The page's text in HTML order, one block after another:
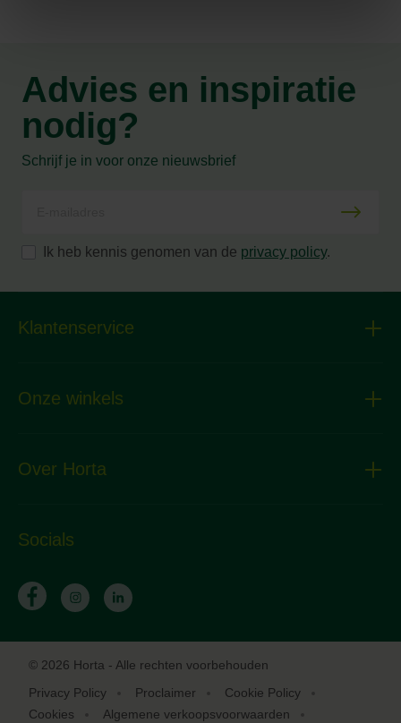
Advies en inspiratie
nodig?
Schrijf je in voor onze nieuwsbrief
Ik heb kennis genomen van de privacy policy.
Klantenservice
Onze winkels
Over Horta
Socials
© 2026 Horta - Alle rechten voorbehouden
Privacy Policy
Proclaimer
Cookie Policy
Cookies
Algemene verkoopsvoorwaarden